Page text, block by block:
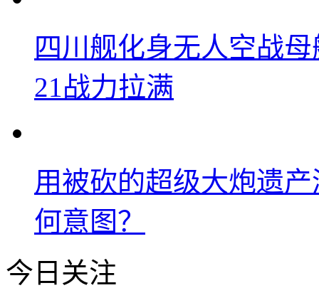
四川舰化身无人空战
21战力拉满
用被砍的超级大炮遗
何意图？
今日关注